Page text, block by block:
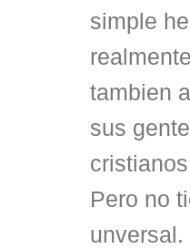
simple
tambien
sus
Pero no